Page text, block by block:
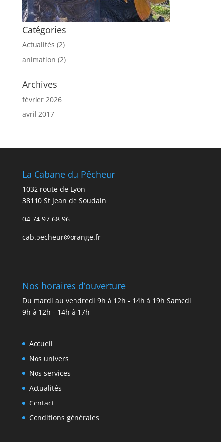
Catégories
Actualités (2)
animation (2)
Archives
février 2026
avril 2017
La Cabane du Pêcheur
1032 route de Lyon
38110 St Jean de Soudain
04 74 97 68 96
cab.pecheur@orange.fr
Nos horaires d’ouverture
Du mardi au vendredi 9h à 12h - 14h à 19h Samedi
9h à 12h - 14h à 17h
Accueil
Nos univers
Nos services
Actualités
Contact
Conditions générales